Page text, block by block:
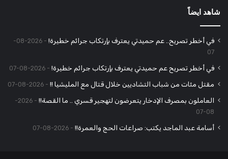
شاهد ايضاً
في أخطر تصريح.. عم حميدتي يعترف بإرتكاب جرائم خطيرة!
2026-08-
07
في أخطر تصريح عم حميدتي يعترف بإرتكاب جرائم خطيرة! 2026-08-07
مقتل مئات من شباب التشاديين خلال قتال مع المليشيا !! 2026-08-07
العاملون بمصرف الإدخار يتعرضون لتهجير قسري .. ما القصة!!
2026-
08-07
أسامة عبد الماجد يكتب: صراعات الحج والعمرة!! 2026-08-07